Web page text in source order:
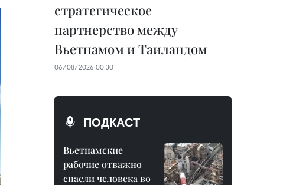
стратегическое
партнерство между
Вьетнамом и Таиландом
06/08/2026 00:30
ПОДКАСТ
Вьетнамские
рабочие отважно
спасли человека во